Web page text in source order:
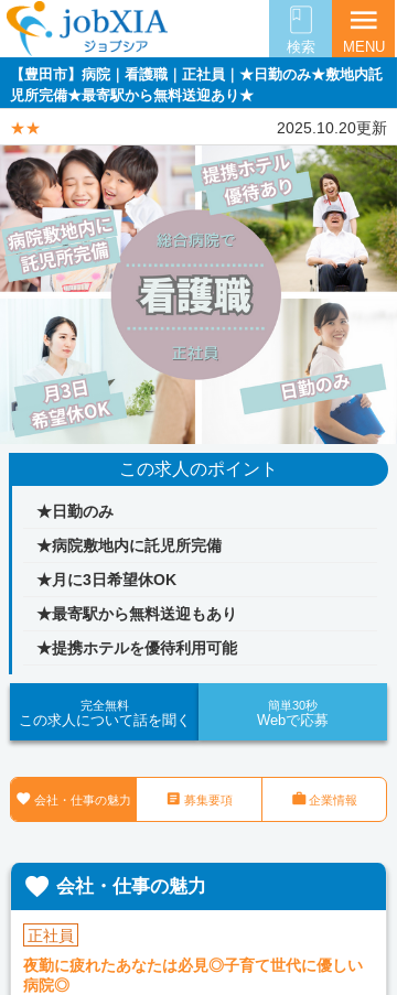
検索
menu
MENU
【豊田市】病院｜看護職｜正社員｜★日勤のみ★敷地内託
児所完備★最寄駅から無料送迎あり★
★★ 2025.10.20更新
この求人のポイント
★日勤のみ
★病院敷地内に託児所完備
★月に3日希望休OK
★最寄駅から無料送迎もあり
★提携ホテルを優待利用可能
完全無料
この求人について話を聞く
簡単30秒
Webで応募
 会社・仕事の魅力  募集要項 企業情報
 会社・仕事の魅力
正社員
夜勤に疲れたあなたは必見◎子育て世代に優しい
病院◎